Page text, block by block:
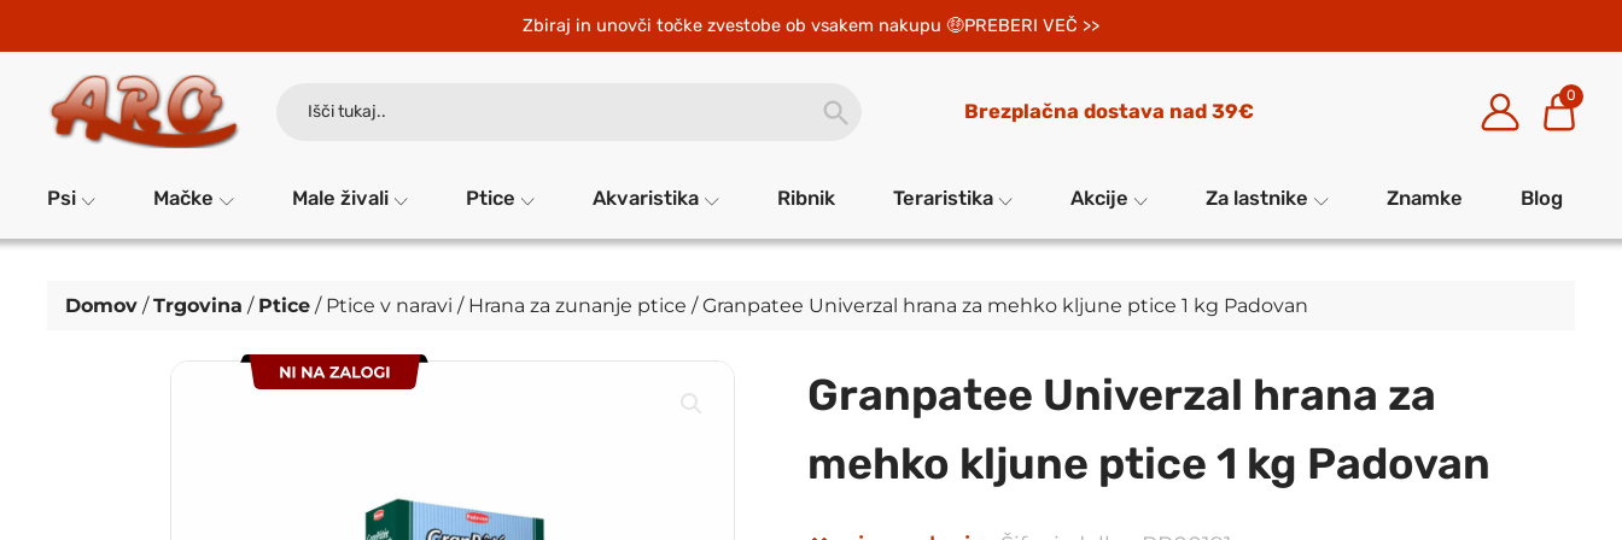
Zbiraj in unovči točke zvestobe ob vsakem nakupu PREBERI VEČ >>
BUTTON
Brezplačna dostava nad 39€
0
Psi Mačke Male živali Ptice Akvaristika Ribnik Teraristika Akcije Za lastnike Znamke Blog
Domov /Trgovina / Ptice / Ptice v naravi / Hrana za zunanje ptice / Granpatee Univerzal hrana za mehko kljune ptice 1 kg Padovan
Granpatee Univerzal hrana za
mehko kljune ptice 1 kg Padovan